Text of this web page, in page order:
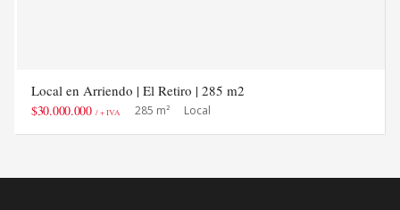
Local en Arriendo | El Retiro | 285 m2
$30.000.000 / + IVA 285 m² Local